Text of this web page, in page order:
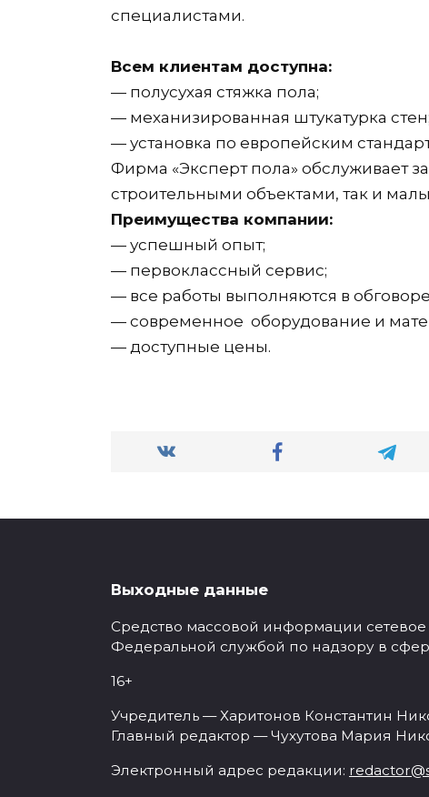
специалистами.
Всем клиентам доступна:
— полусухая стяжка пола;
— механизированная штукатурка стен;
— установка по европейским
Фирма «Эксперт пола» обслуживает
строительными объектами, так и
Преимущества компании:
— успешный опыт;
— первоклассный сервис;
— все работы выполняются в
— современное оборудование и
— доступные цены.
Выходные данные
Средство массовой информации сетевое
Федеральной службой по надзору в
16+
Учредитель — Харитонов Константин
Главный редактор — Чухутова Мария
Электронный адрес редакции: